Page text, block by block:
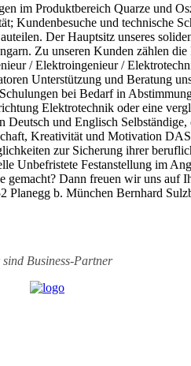
im Produktbereich Quarze und
Kundenbesuche und technische
Der Hauptsitz unseres
Zu unseren Kunden zählen
/ Elektroingenieur /
Unterstützung und Beratung
bei Bedarf in
Elektrotechnik oder eine
und Englisch
Kreativität und Motivation
zur Sicherung ihrer
Unbefristete Festanstellung im
Dann freuen wir uns
b. München Bernhard
sind Business-Partner